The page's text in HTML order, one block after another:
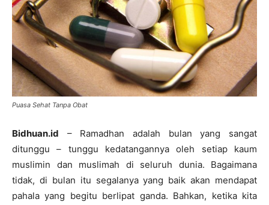
Puasa Sehat Tanpa Obat
Bidhuan.id – Ramadhan adalah bulan yang sangat
ditunggu – tunggu kedatangannya oleh setiap kaum
muslimin dan muslimah di seluruh dunia. Bagaimana
tidak, di bulan itu segalanya yang baik akan mendapat
pahala yang begitu berlipat ganda. Bahkan, ketika kita